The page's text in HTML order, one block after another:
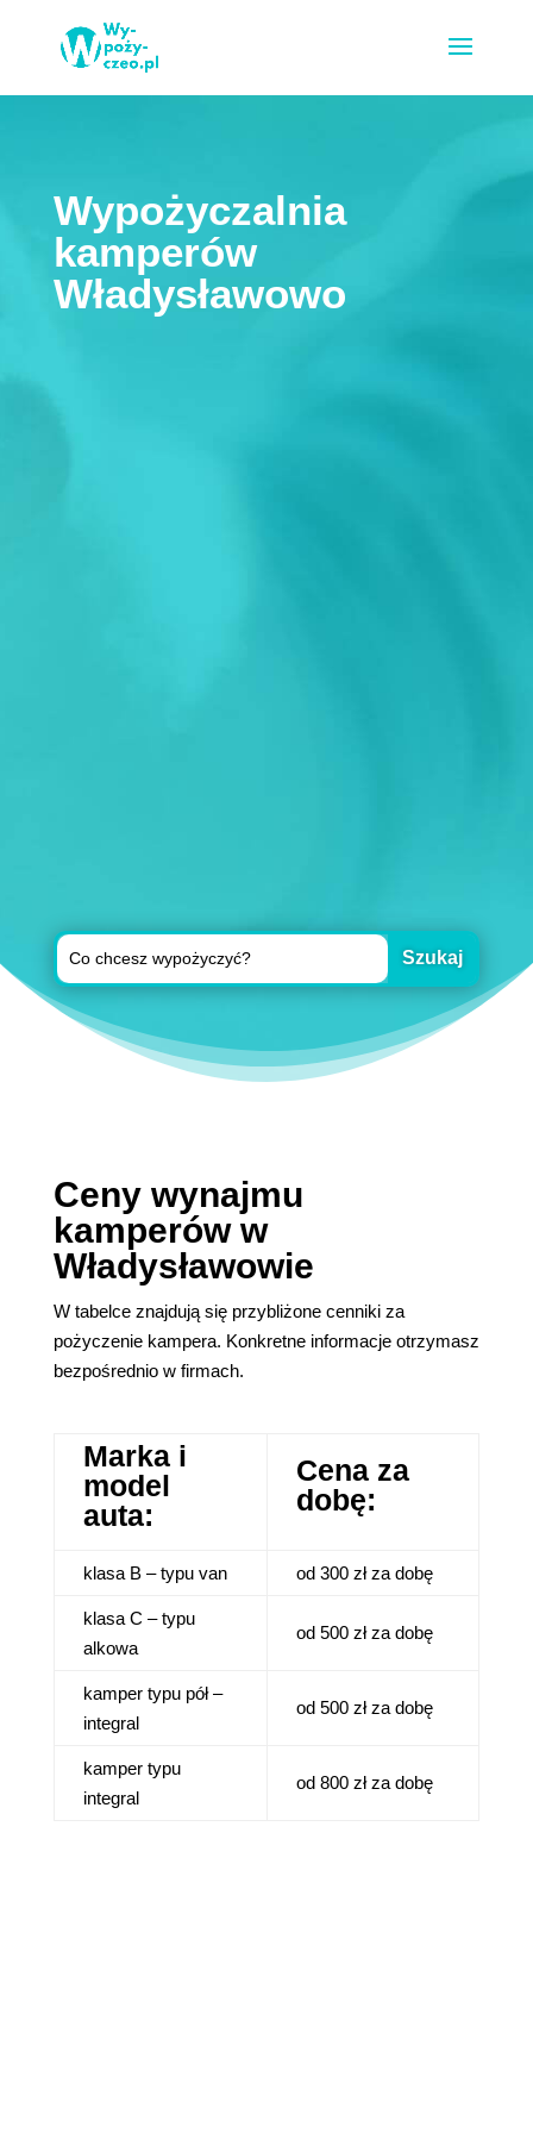
Wypożyczalnia
kamperów
Władysławowo
Ceny wynajmu
kamperów w
Władysławowie
W tabelce znajdują się przybliżone cenniki za
pożyczenie kampera. Konkretne informacje otrzymasz
bezpośrednio w firmach.
Marka i
model
auta:
Cena za
dobę:
klasa B – typu van od 300 zł za dobę
klasa C – typu
alkowa
od 500 zł za dobę
kamper typu pół –
integral
od 500 zł za dobę
kamper typu
integral
od 800 zł za dobę